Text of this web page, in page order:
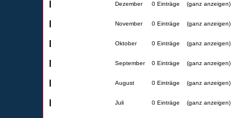
Dezember 0 Einträge (ganz anzeigen)
November 0 Einträge (ganz anzeigen)
Oktober 0 Einträge (ganz anzeigen)
September 0 Einträge (ganz anzeigen)
August 0 Einträge (ganz anzeigen)
Juli 0 Einträge (ganz anzeigen)